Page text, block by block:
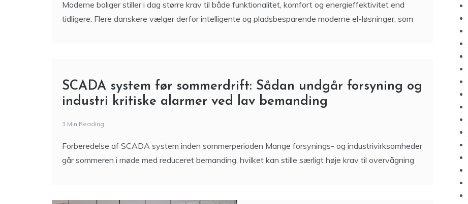
Moderne boliger stiller i dag større krav til både funktionalitet, komfort og energieffektivitet end
tidligere. Flere danskere vælger derfor intelligente og pladsbesparende moderne el-løsninger, som
SCADA system før sommerdrift: Sådan undgår forsyning og
industri kritiske alarmer ved lav bemanding
3 Min Reading
Forberedelse af SCADA system inden sommerperioden Mange forsynings- og industrivirksomheder
går sommeren i møde med reduceret bemanding, hvilket kan stille særligt høje krav til overvågning